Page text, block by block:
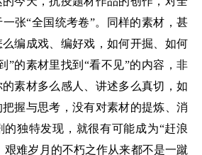
张“全国统考卷”。同样的素材，甚
编成戏、编好戏，如何开掘、如何
”的素材里找到“看不见”的内容，非
素材多么感人、讲述多么真切，如
握与思考，没有对素材的提炼、消
的独特发现，就很有可能成为“赶浪
艰难岁月的不朽之作从来都不是一蹴